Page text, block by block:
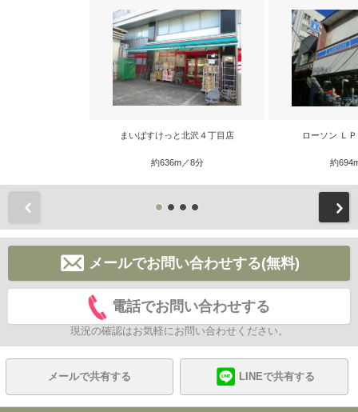
まいばすけっと北沢４丁目店
約636m／8分
ローソン Ｌ
約
メールでお問い合わせする(無料)
電話でお問い合わせする
現況の確認はお気軽にお問い合わせください。
メールで共有する LINEで共有する